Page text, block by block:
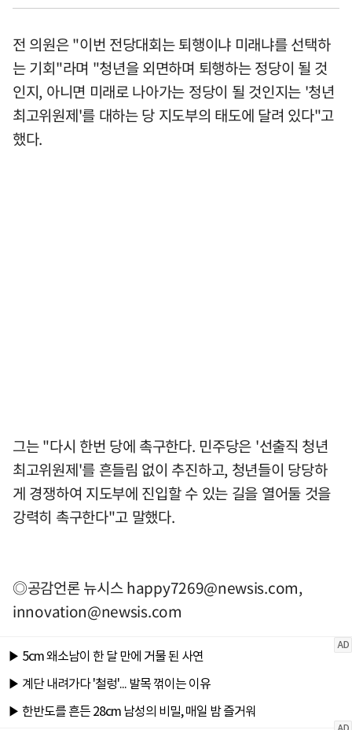
전 의원은 "이번 전당대회는 퇴행이냐 미래냐를 선택하
는 기회"라며 "청년을 외면하며 퇴행하는 정당이 될 것
인지, 아니면 미래로 나아가는 정당이 될 것인지는 '청년
최고위원제'를 대하는 당 지도부의 태도에 달려 있다"고
했다.
그는 "다시 한번 당에 촉구한다. 민주당은 '선출직 청년
최고위원제'를 흔들림 없이 추진하고, 청년들이 당당하
게 경쟁하여 지도부에 진입할 수 있는 길을 열어둘 것을
강력히 촉구한다"고 말했다.
◎공감언론 뉴시스happy7269@newsis.com,
innovation@newsis.com